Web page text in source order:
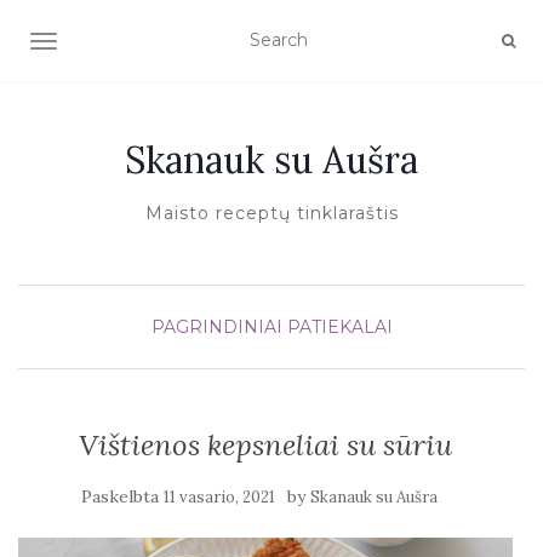
TOGGLE NAVIGATION
Skanauk su Aušra
Maisto receptų tinklaraštis
PAGRINDINIAI PATIEKALAI
Vištienos kepsneliai su sūriu
Paskelbta 11 vasario, 2021 bySkanauk su Aušra